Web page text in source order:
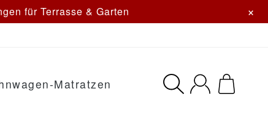
für Terrasse & Garten ×
Matratzen